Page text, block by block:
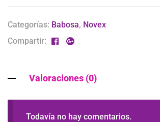
Categorías: Babosa, Novex
Compartir:
Valoraciones (0)
Todavía no hay comentarios.